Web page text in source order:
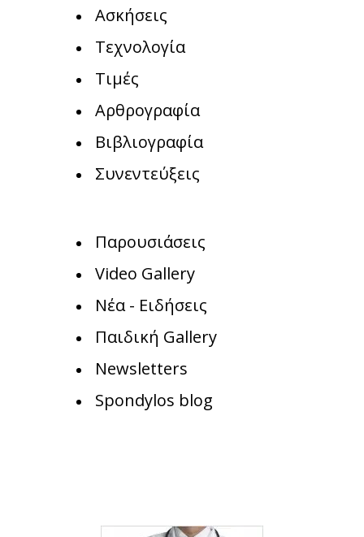
Ασκήσεις
Τεχνολογία
Τιμές
Αρθρογραφία
Βιβλιογραφία
Συνεντεύξεις
Παρουσιάσεις
Video Gallery
Νέα - Ειδήσεις
Παιδική Gallery
Newsletters
Spondylos blog